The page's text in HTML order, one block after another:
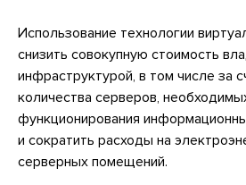
Использование технологии
снизить совокупную стоимость
инфраструктурой, в том числе за
количества серверов,
функционирования
и сократить расходы на
серверных помещений.